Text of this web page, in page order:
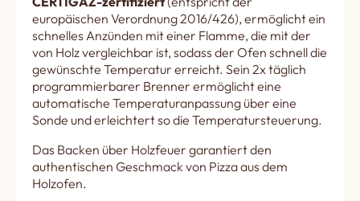
europäischen Verordnung 2016/426), ermöglicht ein
schnelles Anzünden mit einer Flamme, die mit der
von Holz vergleichbar ist, sodass der Ofen schnell die
gewünschte Temperatur erreicht. Sein 2x täglich
programmierbarer Brenner ermöglicht eine
automatische Temperaturanpassung über eine
Sonde und erleichtert so die Temperatursteuerung.
Das Backen über Holzfeuer garantiert den
authentischen Geschmack von Pizza aus dem
Holzofen.